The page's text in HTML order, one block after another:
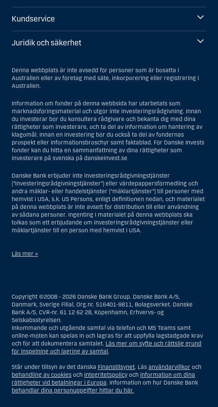
Kundservice
Juridik och säkerhet
Denna webbplats är inte avsedd för personer som är bosatta i
Australien eller av företag med säte, inkorporering eller registrering i
Australien.
Information om fonder på denna webbsida har utarbetats som
marknadsföringsmaterial och utgör inte investeringsrådgivning. Innan
du investerar bör du konsultera rådgivare och bekanta dig med dina
rättigheter som investerare, och ta del av information om hantering av
klagomål. Innan en investering bör du också ta del av fondernas
prospekt eller informationsbroschyr samt faktablad. För Danske Invests
fonder kan du hitta en sammanfattning av dina rättigheter som
investerare på svenska på danskeinvest.se
Danske Bank erbjuder inte investeringsrådgivningstjänster
(”investeringsrådgivningstjänster”) eller värdepappersförmedling och
andra mäklar- eller handelstjänster (”mäklartjänster”) till personer med
hemvist i USA, s.k. US Persons, enligt definitionen nedan, och materialet
på denna webbplats är inte avsett för distribution till eller användning
av sådana personer. Ingenting i materialet på denna webbplats ska
tolkas som ett erbjudande om investeringsrådgivningstjänster eller
mäklartjänster till en person med hemvist i USA.
Läs mer »
agenturer som tillhör en person med hemvist i USA som bedriver
verksamhet av berättigade affärsskäl och anlitas och regleras som ett
försäkringsbolag eller bank, eller en filial till en utländsk enhet som är
belägen i USA, eller en stiftelse vars förvaltare är en US Person, om inte
en s.k. non-US Person, dvs. en person som saknar hemvist i USA, har
eller delar rätten till investeringsbeslut, eller ett dödsbo för vilket en
person med hemvist i USA är dödsboförvaltare eller boutredningsman,
om inte dödsboet styrs av utländsk lag och en non-US Person har eller
diskretionär förvaltning och som innehas till förmån för en person med
hemvist i USA eller ett konto kopplat till diskretionär förvaltning och som
innehas av en amerikansk mäklare eller förvaltare, om inte detta
innehas till förmån för en person utan hemvist i USA, eller enheter som
Copyright ©2008 - 2026 Danske Bank Group. Danske Bank A/S,
Danmark, Sverige Filial, Org.nr. 516401-9811, Bolagsverket. Danske
Bank A/S, CVR-nr. 61 12 62 28, Köpenhamn, Erhvervs- og
Selskabsstyrelsen.
Inkommande och utgående samtal via telefon och MS Teams samt
online-möten kan spelas in och lagras för att uppfylla lagstadgade krav
och för att dokumentera samtalet. Läs mer om syfte och rättslig grund
för inspelning och lagring av samtal.
Står under tillsyn av det danska Finanstilsynet. Läs användarvillkor och
behandling av cookies och integritetspolicy och information om dina
rättigheter vid betalningar i Europa. Information om hur Danske Bank
behandlar dina personuppgifter hittar du här.